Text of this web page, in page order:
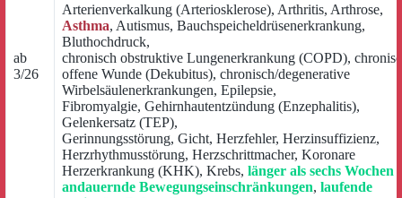
ab
3/26
Arterienverkalkung (Arteriosklerose), Arthritis, Arthrose,
Asthma, Autismus, Bauchspeicheldrüsenerkrankung,
Bluthochdruck,
chronisch obstruktive Lungenerkrankung (COPD),
offene Wunde (Dekubitus), chronisch/degenerative
Wirbelsäulenerkrankungen, Epilepsie,
Fibromyalgie, Gehirnhautentzündung (Enzephalitis),
Gelenkersatz (TEP),
Gerinnungsstörung, Gicht, Herzfehler, Herzinsuffizienz,
Herzrhythmusstörung, Herzschrittmacher, Koronare
Herzerkrankung (KHK), Krebs, länger als sechs Wochen
andauernde Bewegungseinschränkungen, laufende